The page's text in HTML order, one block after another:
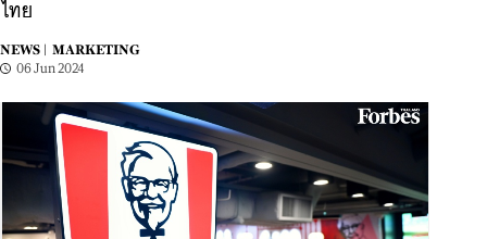
ไทย
NEWS |
MARKETING
06 Jun 2024